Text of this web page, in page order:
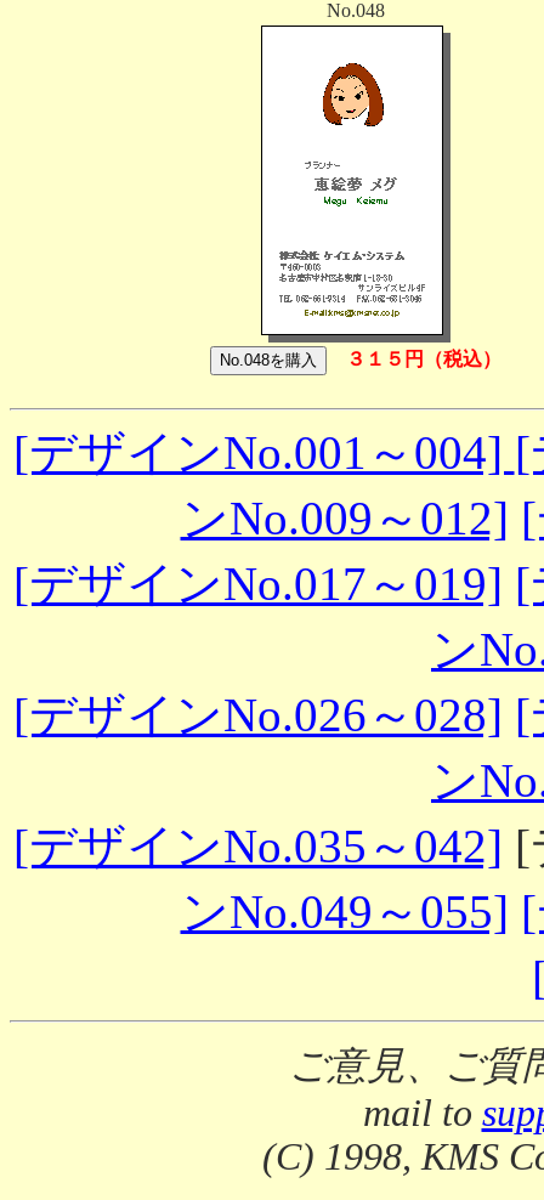
No.048
３１５円（税込）
[デザインNo.001～004] [
ンNo.009～012]
[デザインNo.017～019] [
ン
[デザインNo.026～028] [
ン
[デザインNo.035～042] [
ンNo.049～055]
ご意見、ご
mail to
(C) 1998, KMS